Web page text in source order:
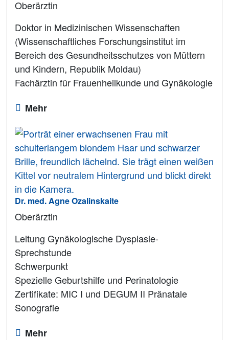
Oberärztin
Doktor in Medizinischen Wissenschaften
(Wissenschaftliches Forschungsinstitut im
Bereich des Gesundheitsschutzes von Müttern
und Kindern, Republik Moldau)
Fachärztin für Frauenheilkunde und Gynäkologie
Mehr
Dr. med. Agne Ozalinskaite
Oberärztin
Leitung Gynäkologische Dysplasie-
Sprechstunde
Schwerpunkt
Spezielle Geburtshilfe und Perinatologie
Zertifikate: MIC I und DEGUM II Pränatale
Sonografie
Mehr